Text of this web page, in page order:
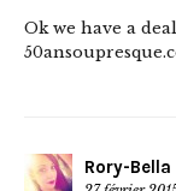
Ok we have a
Rory-Bella